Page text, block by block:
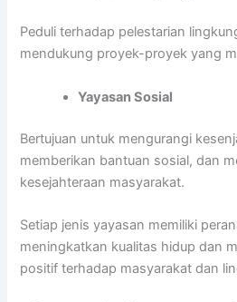
Peduli terhadap pelestarian
mendukung proyek-proyek yang
Yayasan Sosial
Bertujuan untuk mengurangi
memberikan bantuan sosial, dan
kesejahteraan masyarakat.
Setiap jenis yayasan memiliki
meningkatkan kualitas hidup dan
positif terhadap masyarakat dan